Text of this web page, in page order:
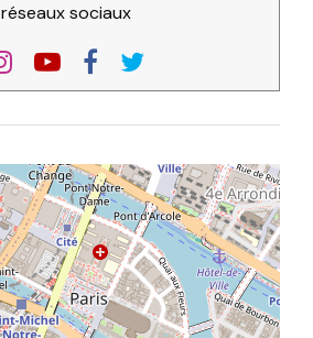
réseaux sociaux